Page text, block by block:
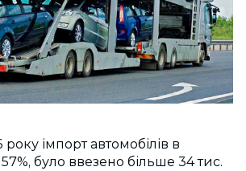
року імпорт автомобілів в
57%, було ввезено більше 34 тис.